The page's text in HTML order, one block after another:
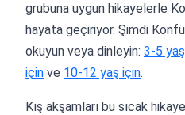
grubuna uygun hikayelerle
hayata geçiriyor. Şimdi
okuyun veya dinleyin: 3-5
için ve 10-12 yaş için.
Kış akşamları bu sıcak